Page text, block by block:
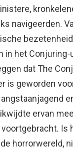
navigeerden.
in het
dat The
is geworden
ervan
Is
horrorwereld,